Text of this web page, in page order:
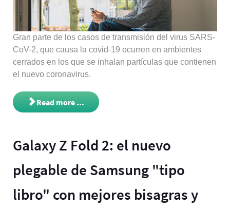
Gran parte de los casos de transmisión del virus SARS-
CoV-2, que causa la covid-19 ocurren en ambientes
cerrados en los que se inhalan partículas que contienen
el nuevo coronavirus.
Read more ...
Galaxy Z Fold 2: el nuevo
plegable de Samsung "tipo
libro" con mejores bisagras y